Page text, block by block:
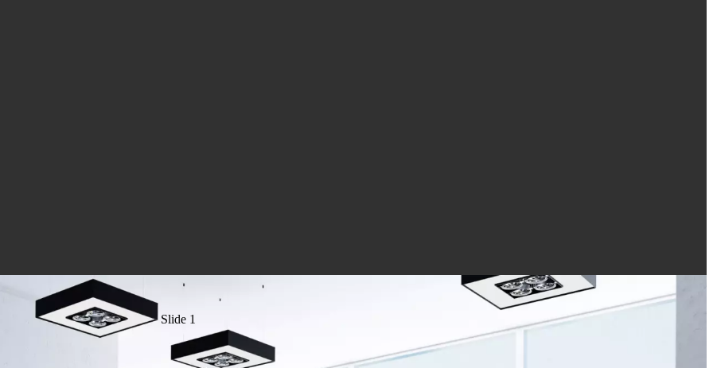
Slide 1